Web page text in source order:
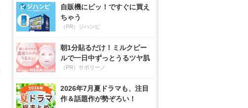
自販機にピッ！ですぐに買え
ちゃう
（PR）ジハンピ
朝1分貼るだけ！ミルクピー
ルで一日中ずっとうるツヤ肌
（PR）サボリーノ
2026年7月夏ドラマも、注目
作＆話題作が勢ぞろい！